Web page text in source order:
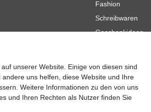
Fashion
Schreibwaren
Geschenkideen
Topmarken
WIR AKZEPTIEREN
unserer Website. Einige von diesen sind
andere uns helfen, diese Website und Ihre
Weitere Informationen zu den von uns
und Ihren Rechten als Nutzer finden Sie